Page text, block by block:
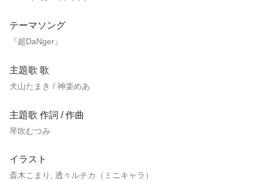
テーマソング
『超DaNger』
主題歌 歌
犬山たまき / 神楽めあ
主題歌 作詞 / 作曲
琴吹むつみ
イラスト
斎木こまり, 透々ルチカ（ミニキャラ）